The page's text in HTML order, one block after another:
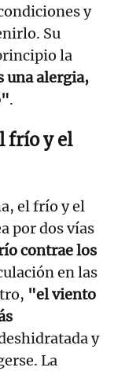
y
Su
la
una alergia,
.
frío y el
el frío y el
por dos vías
contrae los
en las
"el viento
y
La